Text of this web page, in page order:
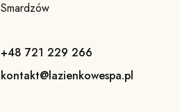
Smardzów
+48 721 229 266
kontakt@lazienkowespa.pl